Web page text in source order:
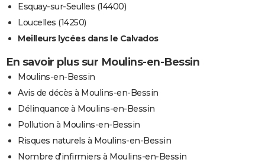
Esquay-sur-Seulles (14400)
Loucelles (14250)
Meilleurs lycées dans le Calvados
En savoir plus sur Moulins-en-Bessin
Moulins-en-Bessin
Avis de décès à Moulins-en-Bessin
Délinquance à Moulins-en-Bessin
Pollution à Moulins-en-Bessin
Risques naturels à Moulins-en-Bessin
Nombre d'infirmiers à Moulins-en-Bessin